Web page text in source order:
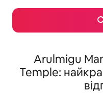
Arulmigu
Temple: